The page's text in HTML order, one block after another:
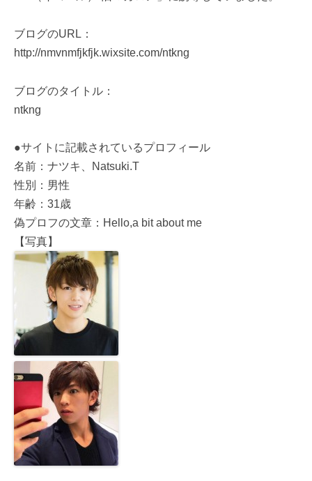
ブログのURL：
http://nmvnmfjkfjk.wixsite.com/ntkng
ブログのタイトル：
ntkng
●サイトに記載されているプロフィール
名前：ナツキ、Natsuki.T
性別：男性
年齢：31歳
偽プロフの文章：Hello,a bit about me
【写真】